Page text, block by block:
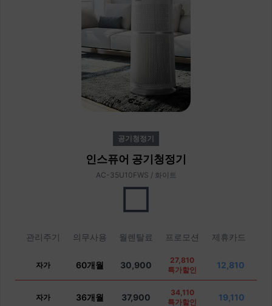
공기청정기
인스퓨어 공기청정기
AC-35U10FWS / 화이트
관리주기 의무사용 월렌탈료 프로모션 제휴카드
자가 60개월 30,900
27,810
특가할인
12,810
자가 36개월 37,900
34,110
특가할인
19,110